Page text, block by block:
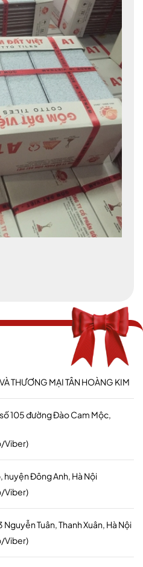
THƯƠNG MẠI TÂN HOÀNG KIM
105 đường Đào Cam Mộc,
Viber)
huyện Đông Anh, Hà Nội
Viber)
Tuân, Thanh Xuân, Hà Nội
Viber)